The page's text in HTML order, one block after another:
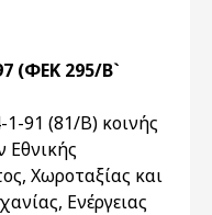
(ΦΕΚ 295/Β`
91 (81/Β) κοινής
Χωροταξίας και
Ενέργειας